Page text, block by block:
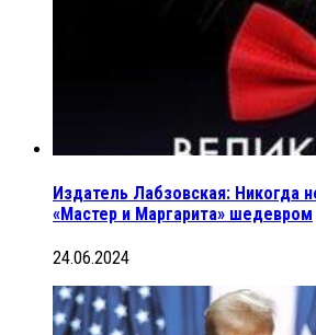
Издатель Лабзовская: Никогда
«Мастер и Маргарита» шедевром
24.06.2024